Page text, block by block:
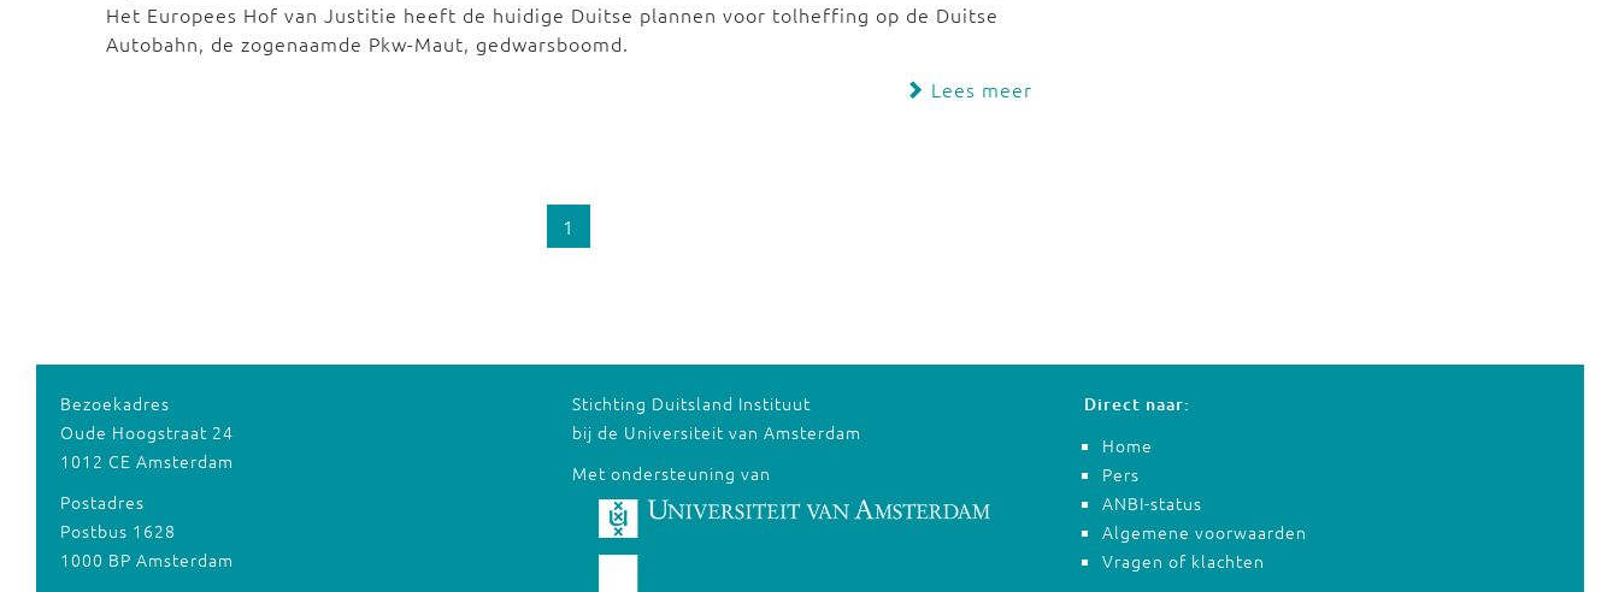
Het Europees Hof van Justitie heeft de huidige Duitse plannen voor tolheffing op de Duitse
Autobahn, de zogenaamde Pkw-Maut, gedwarsboomd.
Lees meer
1
Bezoekadres
Oude Hoogstraat 24
1012 CE Amsterdam
Postadres
Postbus 1628
1000 BP Amsterdam
Stichting Duitsland Instituut
bij de Universiteit van Amsterdam
Met ondersteuning van
Direct naar:
Home
Pers
ANBI-status
Algemene voorwaarden
Vragen of klachten